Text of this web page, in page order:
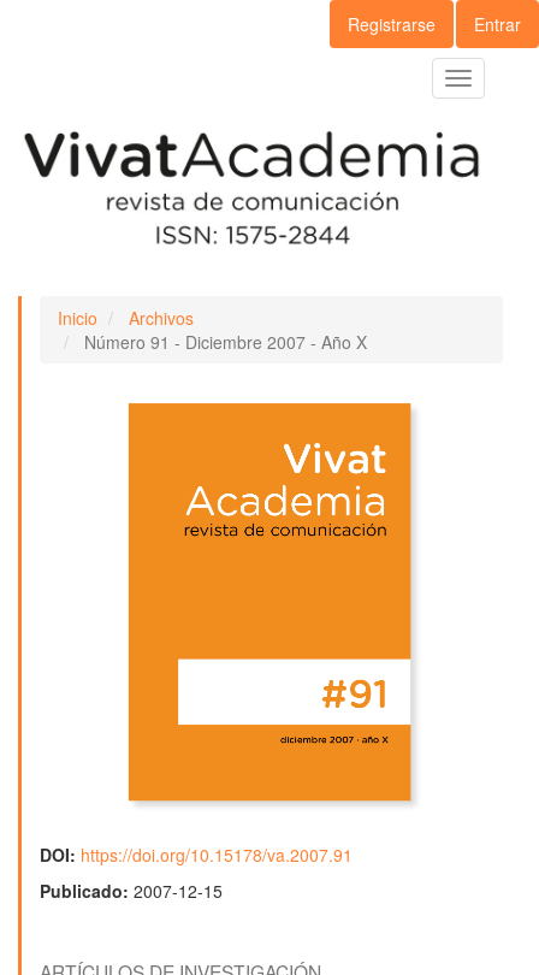
lateral
Registrarse Entrar
Toggle
navigation
Inicio
Archivos
Número 91 - Diciembre 2007 - Año X
DOI: https://doi.org/10.15178/va.2007.91
Publicado: 2007-12-15